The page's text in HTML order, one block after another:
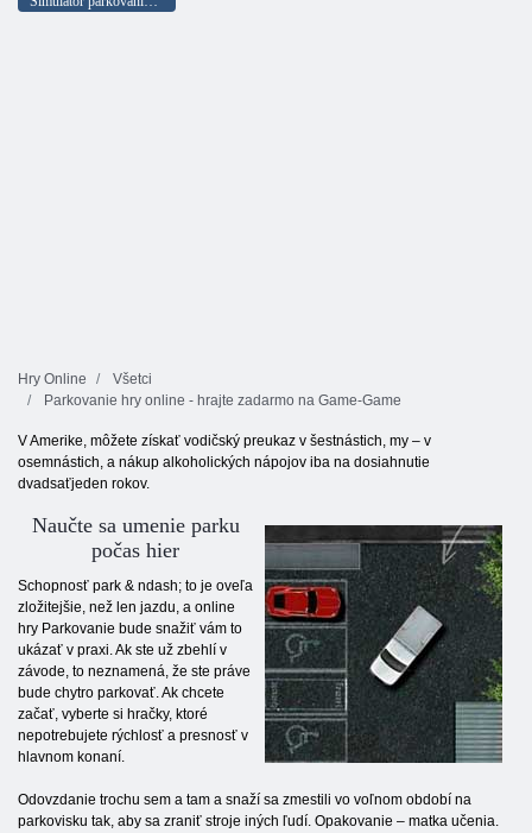
Hry Online
Všetci
Parkovanie hry online - hrajte zadarmo na Game-Game
V Amerike, môžete získať vodičský preukaz v šestnástich, my – v
osemnástich, a nákup alkoholických nápojov iba na dosiahnutie
dvadsaťjeden rokov.
Naučte sa umenie parku
počas hier
Schopnosť park & ​​ndash; to je oveľa
zložitejšie, než len jazdu, a online
hry Parkovanie bude snažiť vám to
ukázať v praxi. Ak ste už zbehlí v
závode, to neznamená, že ste práve
bude chytro parkovať. Ak chcete
začať, vyberte si hračky, ktoré
nepotrebujete rýchlosť a presnosť v
hlavnom konaní.
Odovzdanie trochu sem a tam a snaží sa zmestili vo voľnom období na
parkovisku tak, aby sa zraniť stroje iných ľudí. Opakovanie – matka učenia.